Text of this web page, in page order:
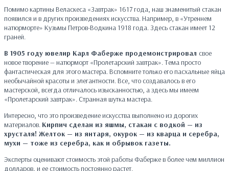
Помимо картины Веласкеса «Завтрак» 1617 года, наш знаменитый стакан
появился и в других произведениях искусства. Например, в «Утреннем
натюрморте» Кузьмы Петров-Водкина 1918 года. Здесь стакан имеет 12
граней.
В 1905 году ювелир Карл Фаберже продемонстрировал свое
новое творение — натюрморт «Пролетарский завтрак». Тема просто
фантастическая для этого мастера. Вспомните только его пасхальные яйца
необычайной красоты и элегантности. Все, что создавалось в его
мастерской, всегда отличалось изысканностью, а здесь мы имеем
«Пролетарский завтрак». Странная шутка мастера.
Интересно, что это произведение искусства выполнено из дорогих
материалов. Кирпич сделан из яшмы, стакан с водкой — из
хрусталя! Желток — из янтаря, окурок — из кварца и серебра,
мухи — тоже из серебра, как и обрывок газеты.
Эксперты оценивают стоимость этой работы Фаберже в более чем миллион
долларов, и ее стоимость постоянно растет.